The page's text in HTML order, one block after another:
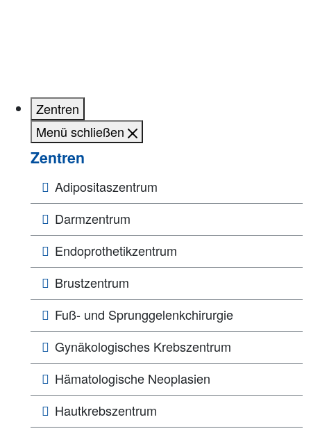
Zentren
Menü schließen
Zentren
Adipositaszentrum
Darmzentrum
Endoprothetikzentrum
Brustzentrum
Fuß- und Sprunggelenkchirurgie
Gynäkologisches Krebszentrum
Hämatologische Neoplasien
Hautkrebszentrum